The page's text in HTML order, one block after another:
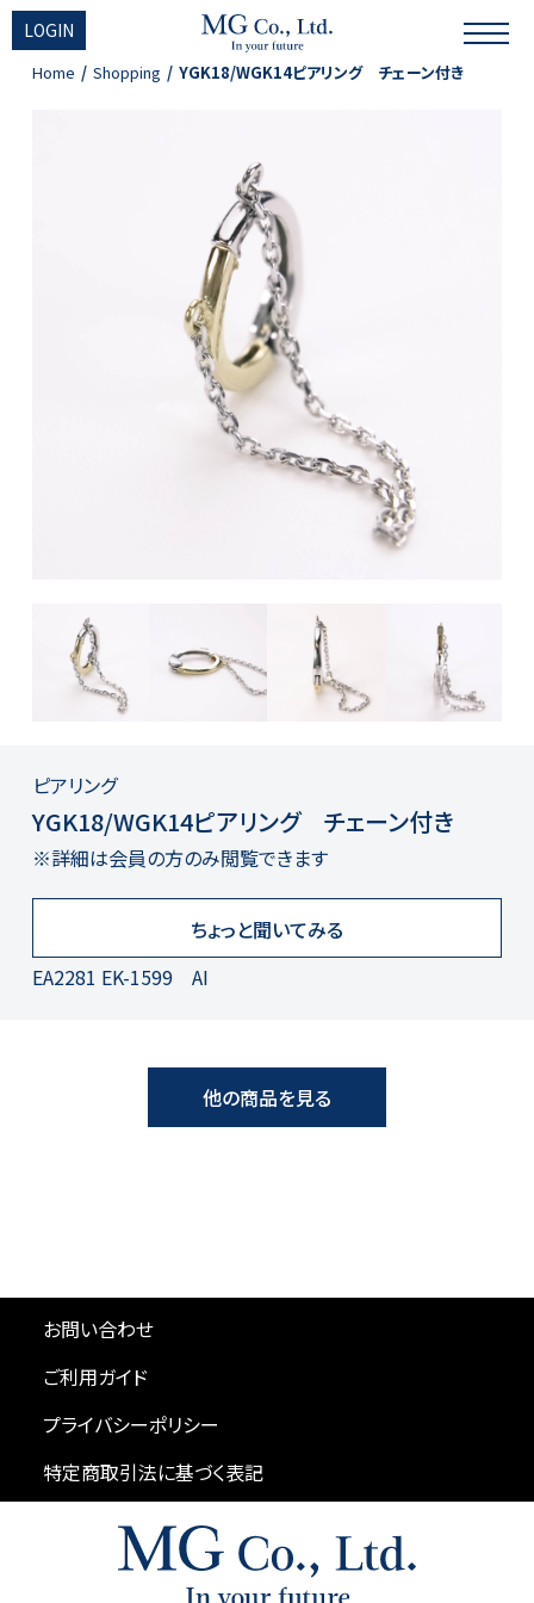
LOGIN
Home Shopping YGK18/WGK14ピアリング チェーン付き
ピアリング
YGK18/WGK14ピアリング チェーン付き
※詳細は会員の方のみ閲覧できます
ちょっと聞いてみる
EA2281 EK-1599 AI
他の商品を見る
お問い合わせ
ご利用ガイド
プライバシーポリシー
特定商取引法に基づく表記